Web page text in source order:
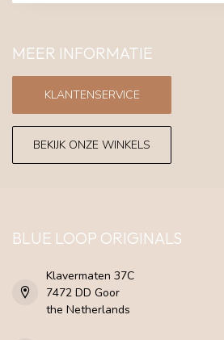
MEER INFORMATIE
KLANTENSERVICE
BEKIJK ONZE WINKELS
BLUE LOOP ORIGINALS
Klavermaten 37C
7472 DD Goor
the Netherlands